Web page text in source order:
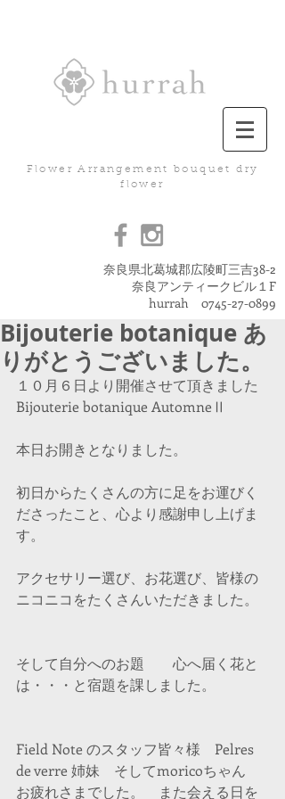
Flower Arrangement bouquet dry
flower
奈良県北葛城郡広陵町三吉38-2
奈良アンティークビル１F
hurrah 0745-27-0899
Bijouterie botanique あ
りがとうございました。
１０月６日より開催させて頂きました
Bijouterie botanique AutomneⅡ
本日お開きとなりました。
初日からたくさんの方に足をお運びく
ださったこと、心より感謝申し上げま
す。
アクセサリー選び、お花選び、皆様の
ニコニコをたくさんいただきました。
そして自分へのお題　　心へ届く花と
は・・・と宿題を課しました。
Field Note のスタッフ皆々様　Pelres
de verre 姉妹　そしてmoricoちゃん
お疲れさまでした。　また会える日を